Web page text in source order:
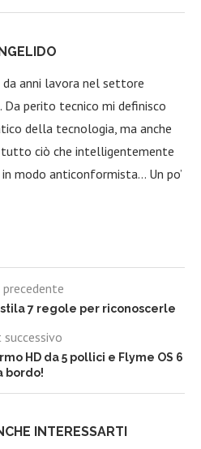
da anni lavora nel settore
Da perito tecnico mi definisco
della tecnologia, ma anche
ciò che intelligentemente
modo anticonformista… Un po’
7 regole per riconoscerle
HD da 5 pollici e Flyme OS 6
bordo!
INTERESSARTI